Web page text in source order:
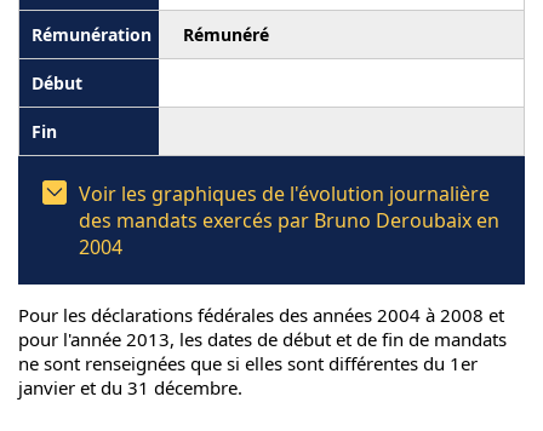
Rémunéré
Voir les graphiques de l'évolution journalière
des mandats exercés par Bruno Deroubaix en
2004
Pour les déclarations fédérales des années 2004 à 2008 et
pour l'année 2013, les dates de début et de fin de mandats
ne sont renseignées que si elles sont différentes du 1er
janvier et du 31 décembre.